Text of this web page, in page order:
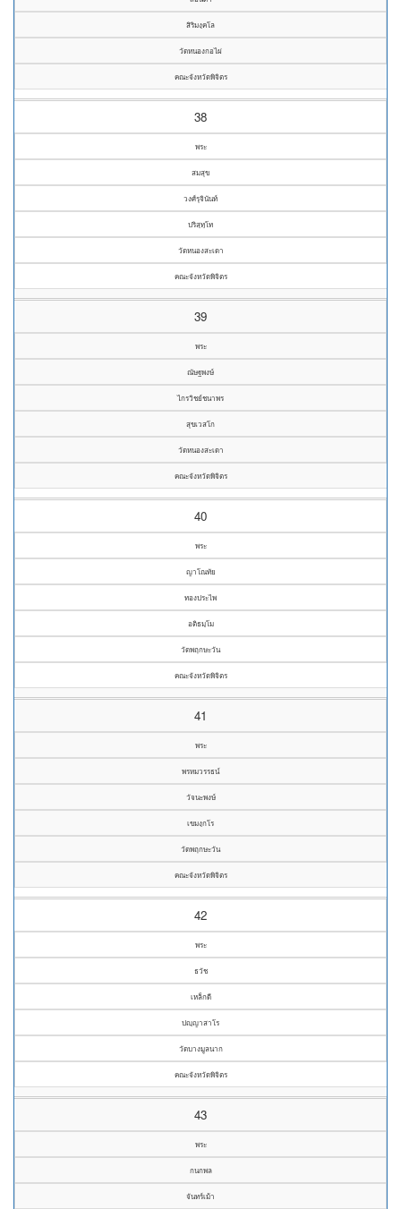
สิริมงฺคโล
วัดหนองกอไผ่
คณะจังหวัดพิจิตร
38
พระ
สมสุข
วงศ์รุจินันท์
ปริสฺทฺโท
วัดหนองสะเดา
คณะจังหวัดพิจิตร
39
พระ
ณัษฐพงษ์
ไกรวิชย์ชนาพร
สุขเวสโก
วัดหนองสะเดา
คณะจังหวัดพิจิตร
40
พระ
ญาโณทัย
ทองประไพ
อติธมฺโม
วัดพฤกษะวัน
คณะจังหวัดพิจิตร
41
พระ
พรหมวรรธน์
วัจนะพงษ์
เขมงฺกโร
วัดพฤกษะวัน
คณะจังหวัดพิจิตร
42
พระ
ธวัช
เหล็กดี
ปญฺญาสาโร
วัดบางมูลนาก
คณะจังหวัดพิจิตร
43
พระ
กนกพล
จันทร์เม้า